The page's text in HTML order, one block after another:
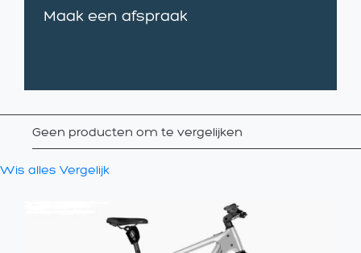
Maak een afspraak
Geen producten om te vergelijken
Wis alles Vergelijk